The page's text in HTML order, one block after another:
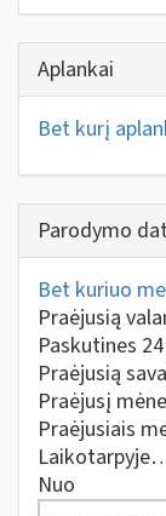
Aplankai
Bet kurį
Parodymo
Bet kuriuo
Praėjusią
Paskutines
Praėjusią
Praėjusį
Praėjusiais
Nuo